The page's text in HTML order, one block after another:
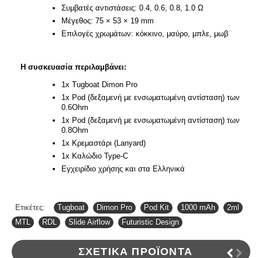
Συμβατές αντιστάσεις: 0.4, 0.6, 0.8, 1.0 Ω
Μέγεθος: 75 × 53 × 19 mm
Επιλογές χρωμάτων: κόκκινο, μαύρο, μπλε, μωβ
Η συσκευασία περιλαμβάνει:
1x Tugboat Dimon Pro
1x Pod (δεξαμενή με ενσωματωμένη αντίσταση) των
0.6Ohm
1x Pod (δεξαμενή με ενσωματωμένη αντίσταση) των
0.8Ohm
1x Κρεμαστάρι (Lanyard)
1x Καλώδιο Type-C
Εγχειρίδιο χρήσης και στα Ελληνικά
Ετικέτες: Tugboat Dimon Pro Pod Kit 1000 mAh 2ml
MTL
RDL Slide Airflow Futuristic Design
ΣΧΕΤΙΚΆ ΠΡΟΪΌΝΤΑ